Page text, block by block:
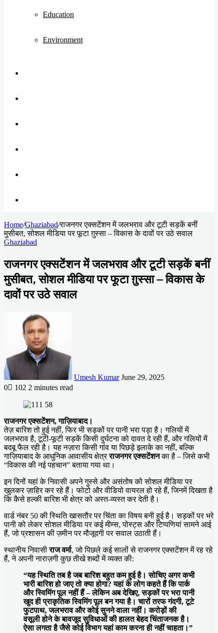
Education
Environment
for
Home/Ghaziabad/राजनगर एक्सटेंशन में जलभराव और टूटी सड़कें बनीं
मुसीबत, सोशल मीडिया पर फूटा ग़ुस्सा – विकास के दावों पर उठे सवाल
Ghaziabad
राजनगर एक्सटेंशन में जलभराव और टूटी सड़कें बनीं
मुसीबत, सोशल मीडिया पर फूटा ग़ुस्सा – विकास के
दावों पर उठे सवाल
Umesh Kumar June 29, 2025
0
102 2 minutes read
राजनगर एक्सटेंशन, गाज़ियाबाद।
तेज़ बारिश तो हुई नहीं, फिर भी सड़कों पर पानी भरा पड़ा है। गलियों में
जलभराव है, टूटी-फूटी सड़कें किसी दुर्घटना को दावत दे रही हैं, और गलियों में
बदबू फैल रही है। यह नज़ारा किसी गांव या पिछड़े इलाके का नहीं, बल्कि
गाज़ियाबाद के आधुनिक आवासीय क्षेत्रराजनगर एक्सटेंशनका है – जिसे कभी
“विकास की नई पहचान” बताया गया था।
इन दिनों यहां के निवासी अपने गुस्से और असंतोष को सोशल मीडिया पर
खुलकर ज़ाहिर कर रहे हैं। फोटो और वीडियो वायरल हो रहे हैं, जिनमें दिखता है
कि कैसे हल्की बारिश भी क्षेत्र को अस्त-व्यस्त कर देती है।
वार्ड नंबर 50 की स्थिति खासतौर पर चिंता का विषय बनी हुई है। सड़कों पर भरे
पानी को लेकर सोशल मीडिया पर कई मीम्स, पोस्ट्स और टिप्पणियां सामने आई
हैं, जो प्रशासन की ज़मीन पर मौजूदगी पर सवाल उठाती हैं।
स्थानीय निवासीराज वर्मा, जो पिछले कई सालों से राजनगर एक्सटेंशन में रह रहे
हैं, ने अपनी नाराज़गी कुछ तीखे शब्दों में व्यक्त की:
“यह स्थिति तब है जब बारिश बहुत कम हुई है। सोचिए अगर कभी
भारी बारिश हो जाए तो क्या होगा? यहां के लोग कहते हैं कि पार्क
और स्विमिंग पूल नहीं हैं – लेकिन अब देखिए, सड़कों पर भरा पानी
खुद ही प्राकृतिक स्विमिंग पूल बन गया है। चारों तरफ गंदगी, टूटे
फुटपाथ, जलभराव और कोई सुनने वाला नहीं। करोड़ों की
वसूली होने के बावजूद सुविधाओं की हालत बेहद चिंताजनक है।
ऐसा लगता है जैसे कोई विभाग यहां काम करना ही नहीं चाहता।”